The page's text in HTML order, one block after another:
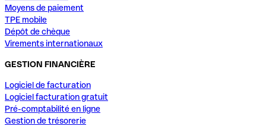
Moyens de paiement
TPE mobile
Dépôt de chèque
Virements internationaux
GESTION FINANCIÈRE
Logiciel de facturation
Logiciel facturation gratuit
Pré-comptabilité en ligne
Gestion de trésorerie